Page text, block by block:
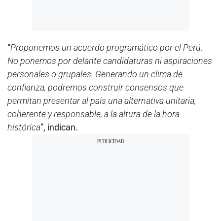
“Proponemos un acuerdo programático por el Perú.
No ponemos por delante candidaturas ni aspiraciones
personales o grupales. Generando un clima de
confianza, podremos construir consensos que
permitan presentar al país una alternativa unitaria,
coherente y responsable, a la altura de la hora
histórica”, indican.